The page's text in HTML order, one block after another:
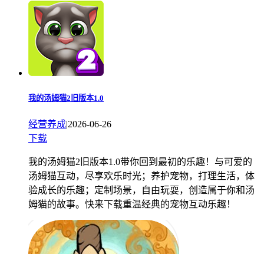
我的汤姆猫2旧版本1.0
经营养成|2026-06-26
下载
我的汤姆猫2旧版本1.0带你回到最初的乐趣！与可爱的
汤姆猫互动，尽享欢乐时光；养护宠物，打理生活，体
验成长的乐趣；定制场景，自由玩耍，创造属于你和汤
姆猫的故事。快来下载重温经典的宠物互动乐趣！